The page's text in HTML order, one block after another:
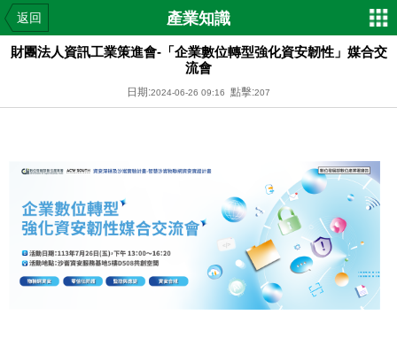
返回 產業知識
財團法人資訊工業策進會-「企業數位轉型強化資安韌性」媒合交
流會
日期:2024-06-26 09:16 點擊:207